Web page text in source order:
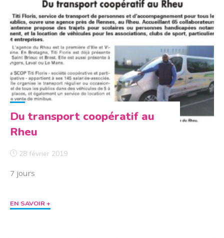
la
scop
Titi
Floris"
Du transport coopératif au
Rheu
28 février 2019
7 jours
EN SAVOIR +"Du